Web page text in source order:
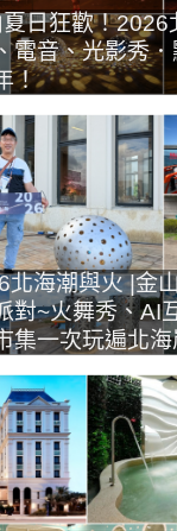
日狂歡！2026
電音、光影秀
！
北海潮與火 |金
對~火舞秀、AI
集一次玩遍北海